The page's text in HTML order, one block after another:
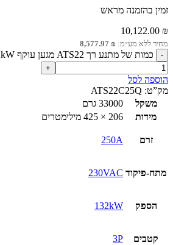
זמין בהזמנה מראש
10,122.00 ₪
מחיר ללא מע״מ: 8,577.97 ₪
כמות של מתנע רך ATS22 מגען עוקף 132kW
הוספה לסל
מק”ט: ATS22C25Q
משקל
33000 גרם
מידות
206 × 425 מילימטרים
זרם 250A
מתח-פיקוד 230VAC
הספק 132kW
קטבים 3P